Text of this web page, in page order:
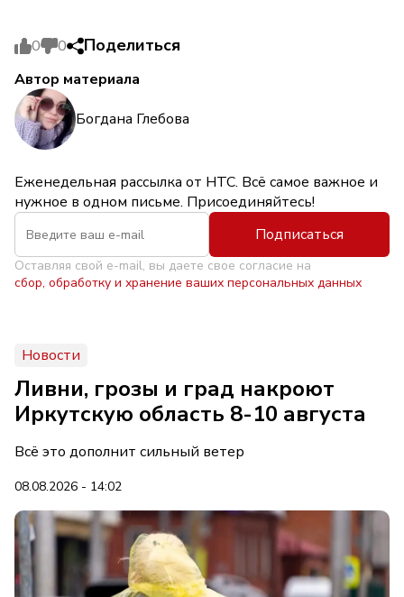
0 0 Поделиться
Автор материала
Богдана Глебова
Еженедельная рассылка от НТС. Всё самое важное и
нужное в одном письме. Присоединяйтесь!
Подписаться
Оставляя свой e-mail, вы даете свое согласие на
сбор, обработку и хранение ваших персональных данных
Новости
Ливни, грозы и град накроют
Иркутскую область 8-10 августа
Всё это дополнит сильный ветер
08.08.2026 - 14:02